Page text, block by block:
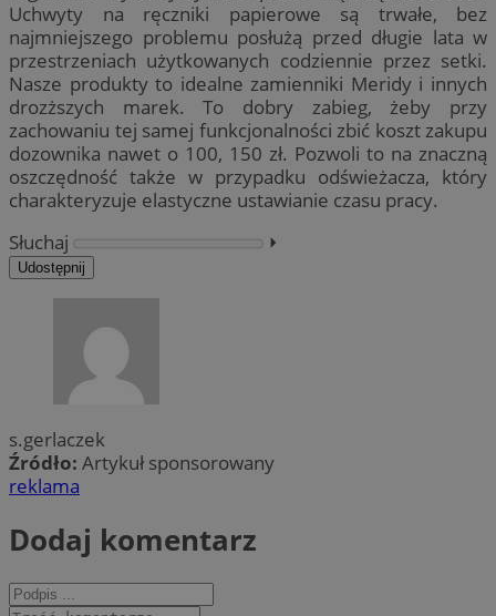
Uchwyty na ręczniki papierowe są trwałe, bez
najmniejszego problemu posłużą przed długie lata w
przestrzeniach użytkowanych codziennie przez setki.
Nasze produkty to idealne zamienniki Meridy i innych
drozższych marek. To dobry zabieg, żeby przy
zachowaniu tej samej funkcjonalności zbić koszt zakupu
dozownika nawet o 100, 150 zł. Pozwoli to na znaczną
oszczędność także w przypadku odświeżacza, który
charakteryzuje elastyczne ustawianie czasu pracy.
Słuchaj
⏵︎
Udostępnij
s.gerlaczek
Źródło: Artykuł sponsorowany
reklama
Dodaj komentarz